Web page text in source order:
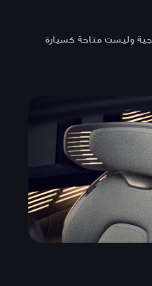
وليست متاحة كسيارة